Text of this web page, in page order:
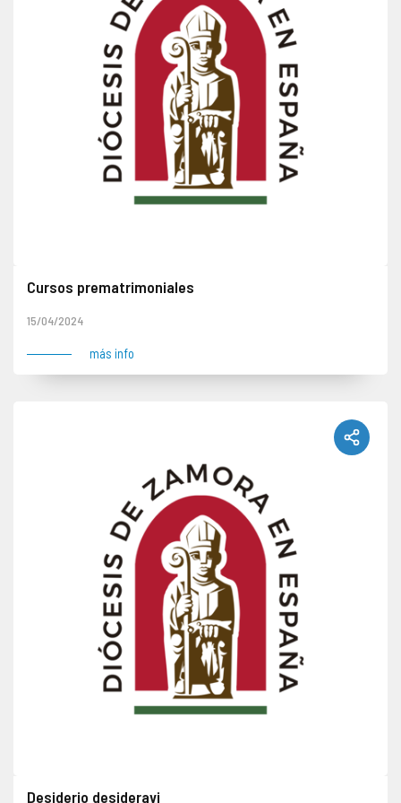
Cursos prematrimoniales
15/04/2024
más info
Desiderio desideravi